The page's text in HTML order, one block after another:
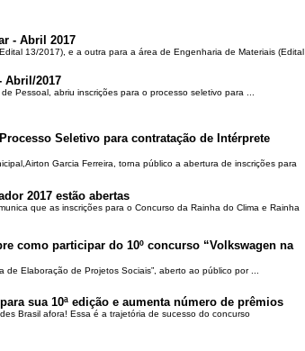
- Abril 2017
13/2017), e a outra para a área de Engenharia de Materiais (Edital
Abril/2017
Pessoal, abriu inscrições para o processo seletivo para ...
Seletivo para contratação de Intérprete
Garcia Ferreira, torna público a abertura de inscrições para
2017 estão abertas
que as inscrições para o Concurso da Rainha do Clima e Rainha
como participar do 10º concurso “Volkswagen na
Elaboração de Projetos Sociais”, aberto ao público por ...
sua 10ª edição e aumenta número de prêmios
Brasil afora! Essa é a trajetória de sucesso do concurso